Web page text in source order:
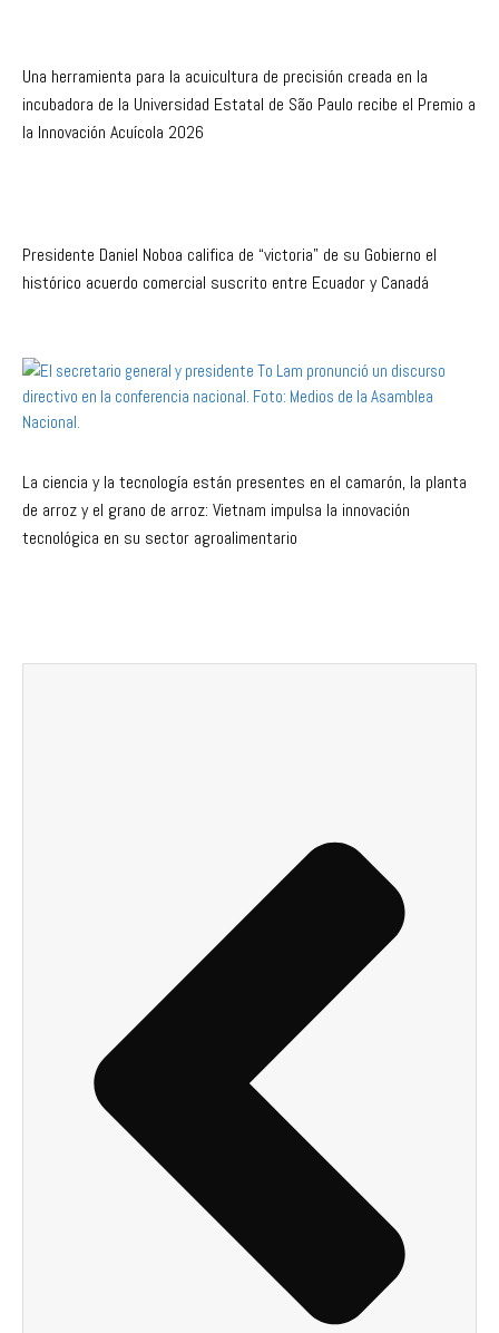
Una herramienta para la acuicultura de precisión creada en la
incubadora de la Universidad Estatal de São Paulo recibe el Premio a
la Innovación Acuícola 2026
Presidente Daniel Noboa califica de “victoria” de su Gobierno el
histórico acuerdo comercial suscrito entre Ecuador y Canadá
La ciencia y la tecnología están presentes en el camarón, la planta
de arroz y el grano de arroz: Vietnam impulsa la innovación
tecnológica en su sector agroalimentario